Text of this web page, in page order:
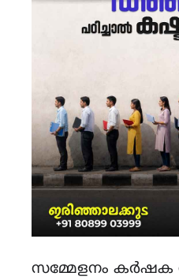
സമ്മേളനം കർഷക